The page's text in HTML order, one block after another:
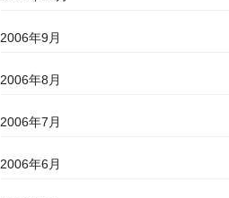
2006年9月
2006年8月
2006年7月
2006年6月